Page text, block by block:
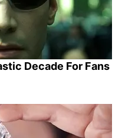
Decade For Fans